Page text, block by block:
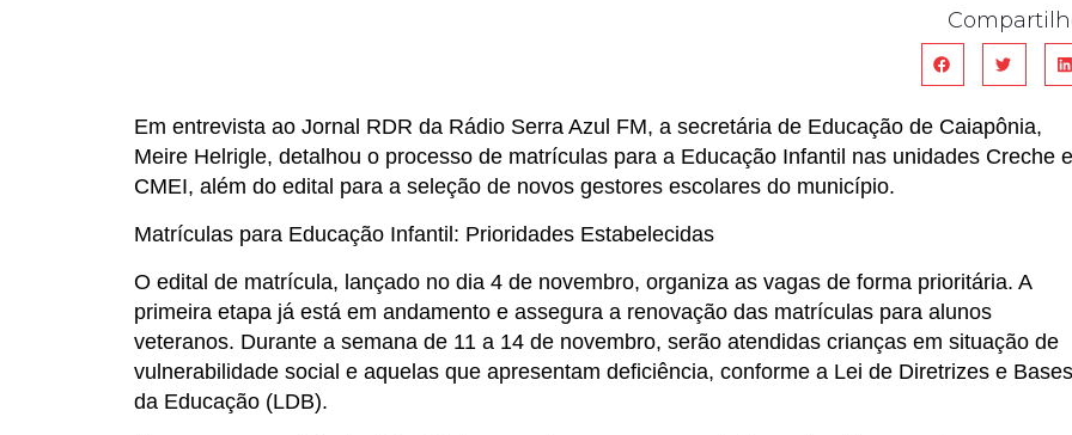
Em entrevista ao Jornal RDR da Rádio Serra Azul FM, a secretária de Educação de Caiapônia,
Meire Helrigle, detalhou o processo de matrículas para a Educação Infantil nas unidades Creche e
CMEI, além do edital para a seleção de novos gestores escolares do município.
Matrículas para Educação Infantil: Prioridades Estabelecidas
O edital de matrícula, lançado no dia 4 de novembro, organiza as vagas de forma prioritária. A
primeira etapa já está em andamento e assegura a renovação das matrículas para alunos
veteranos. Durante a semana de 11 a 14 de novembro, serão atendidas crianças em situação de
vulnerabilidade social e aquelas que apresentam deficiência, conforme a Lei de Diretrizes e Bases
da Educação (LDB).